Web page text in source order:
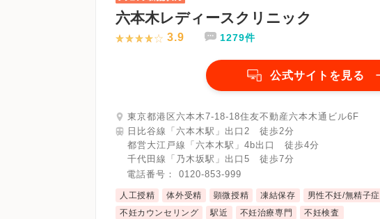
六本木レディースクリニック
3.9 1279件
公式サイトを見る
東京都港区六本木7-18-18住友不動産六本木通ビル6F
日比谷線「六本木駅」出口2 徒歩2分
都営大江戸線「六本木駅」4b出口 徒歩4分
千代田線「乃木坂駅」出口5 徒歩7分
電話番号： 0120-853-999
人工授精 体外受精 顕微授精 凍結保存
男性不妊/無精子症
不妊カウンセリング
駅近 不妊治療専門 不妊検査